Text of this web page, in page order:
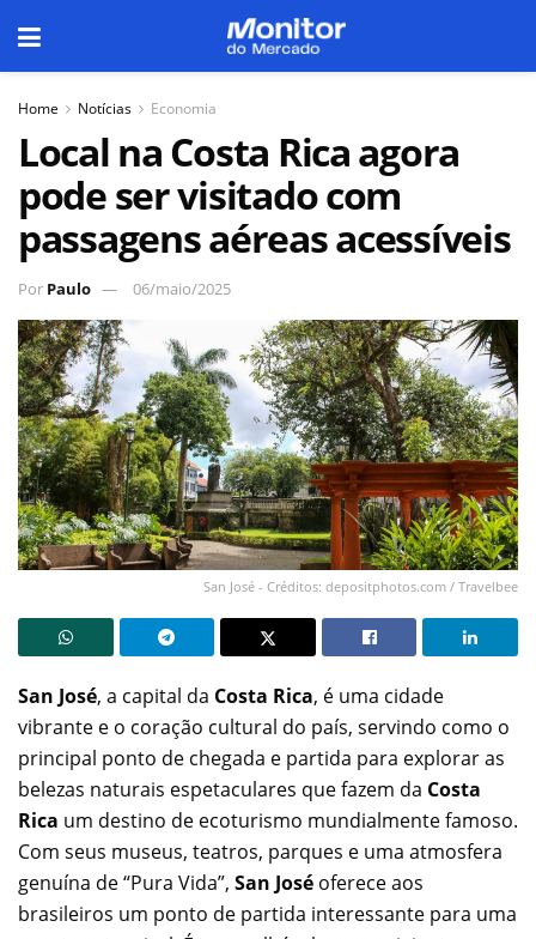
Home Notícias Economia
Local na Costa Rica agora
pode ser visitado com
passagens aéreas acessíveis
Por Paulo 06/maio/2025
San José - Créditos: depositphotos.com / Travelbee
San José, a capital da Costa Rica, é uma cidade
vibrante e o coração cultural do país, servindo como o
principal ponto de chegada e partida para explorar as
belezas naturais espetaculares que fazem da Costa
Rica um destino de ecoturismo mundialmente famoso.
Com seus museus, teatros, parques e uma atmosfera
genuína de “Pura Vida”, San José oferece aos
brasileiros um ponto de partida interessante para uma